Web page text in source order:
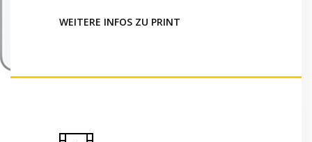
WEITERE INFOS ZU PRINT